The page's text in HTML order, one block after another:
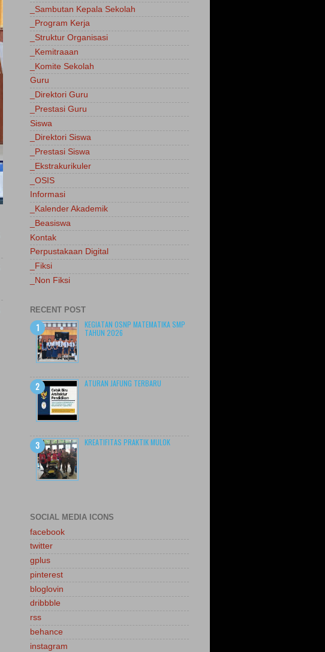
_Sambutan Kepala Sekolah
_Program Kerja
_Struktur Organisasi
_Kemitraaan
_Komite Sekolah
Guru
_Direktori Guru
_Prestasi Guru
Siswa
_Direktori Siswa
_Prestasi Siswa
_Ekstrakurikuler
_OSIS
Informasi
_Kalender Akademik
_Beasiswa
Kontak
Perpustakaan Digital
_Fiksi
_Non Fiksi
RECENT POST
KEGIATAN OSNP MATEMATIKA SMP
TAHUN 2026
ATURAN JAFUNG TERBARU
KREATIFITAS PRAKTIK MULOK
SOCIAL MEDIA ICONS
facebook
twitter
gplus
pinterest
bloglovin
dribbble
rss
behance
instagram